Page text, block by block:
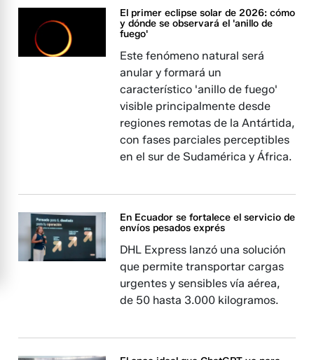
El primer eclipse solar de 2026: cómo
y dónde se observará el 'anillo de
fuego'
Este fenómeno natural será
anular y formará un
característico 'anillo de fuego'
visible principalmente desde
regiones remotas de la Antártida,
con fases parciales perceptibles
en el sur de Sudamérica y África.
En Ecuador se fortalece el servicio de
envíos pesados exprés
DHL Express lanzó una solución
que permite transportar cargas
urgentes y sensibles vía aérea,
de 50 hasta 3.000 kilogramos.